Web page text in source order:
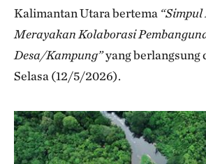
Kalimantan Utara bertema
Merayakan Kolaborasi
Desa/Kampung”yang berlangsung
Selasa (12/5/2026).